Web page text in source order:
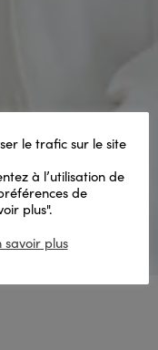
le trafic sur le site
à l’utilisation de
de
plus".
savoir plus